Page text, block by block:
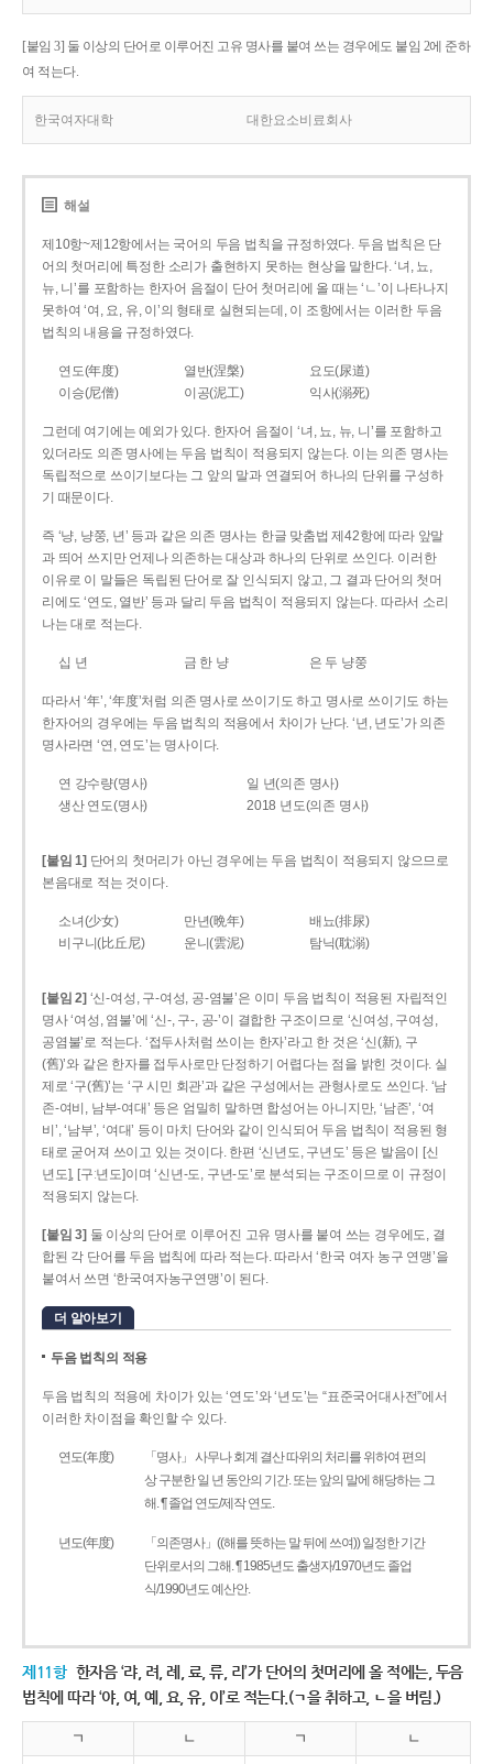
[붙임 3] 둘 이상의 단어로 이루어진 고유 명사를 붙여 쓰는 경우에도 붙임 2에 준하
여 적는다.
한국여자대학 대한요소비료회사
해설
제10항~제12항에서는 국어의 두음 법칙을 규정하였다. 두음 법칙은 단
어의 첫머리에 특정한 소리가 출현하지 못하는 현상을 말한다. ‘녀, 뇨,
뉴, 니’를 포함하는 한자어 음절이 단어 첫머리에 올 때는 ‘ㄴ’이 나타나지
못하여 ‘여, 요, 유, 이’의 형태로 실현되는데, 이 조항에서는 이러한 두음
법칙의 내용을 규정하였다.
연도(年度) 열반(涅槃)
요도(尿道)
이승(尼僧)
이공(泥工) 익사(溺死)
그런데 여기에는 예외가 있다. 한자어 음절이 ‘녀, 뇨, 뉴, 니’를 포함하고
있더라도 의존 명사에는 두음 법칙이 적용되지 않는다. 이는 의존 명사는
독립적으로 쓰이기보다는 그 앞의 말과 연결되어 하나의 단위를 구성하
기 때문이다.
즉 ‘냥, 냥쭝, 년’ 등과 같은 의존 명사는 한글 맞춤법 제42항에 따라 앞말
과 띄어 쓰지만 언제나 의존하는 대상과 하나의 단위로 쓰인다. 이러한
이유로 이 말들은 독립된 단어로 잘 인식되지 않고, 그 결과 단어의 첫머
리에도 ‘연도, 열반’ 등과 달리 두음 법칙이 적용되지 않는다. 따라서 소리
나는 대로 적는다.
십 년 금 한 냥 은 두 냥쭝
따라서 ‘年’, ‘年度’처럼 의존 명사로 쓰이기도 하고 명사로 쓰이기도 하는
한자어의 경우에는 두음 법칙의 적용에서 차이가 난다. ‘년, 년도’가 의존
명사라면 ‘연, 연도’는 명사이다.
연 강수량(명사)
일 년(의존 명사)
생산 연도(명사)
2018 년도(의존 명사)
[붙임 1] 단어의 첫머리가 아닌 경우에는 두음 법칙이 적용되지 않으므로
본음대로 적는 것이다.
소녀(少女) 만년(晩年)
배뇨(排尿)
비구니(比丘尼)
운니(雲泥) 탐닉(耽溺)
[붙임 2] ‘신-여성, 구-여성, 공-염불’은 이미 두음 법칙이 적용된 자립적인
명사 ‘여성, 염불’에 ‘신-, 구-, 공-’이 결합한 구조이므로 ‘신여성, 구여성,
공염불’로 적는다. ‘접두사처럼 쓰이는 한자’라고 한 것은 ‘신(新), 구
(舊)’와 같은 한자를 접두사로만 단정하기 어렵다는 점을 밝힌 것이다. 실
제로 ‘구(舊)’는 ‘구 시민 회관’과 같은 구성에서는 관형사로도 쓰인다. ‘남
존­-여비, 남부-­여대’ 등은 엄밀히 말하면 합성어는 아니지만, ‘남존’, ‘여
비’, ‘남부’, ‘여대’ 등이 마치 단어와 같이 인식되어 두음 법칙이 적용된 형
태로 굳어져 쓰이고 있는 것이다. 한편 ‘신년도, 구년도’ 등은 발음이 [신
년도], [구ː년도]이며 ‘신년­-도, 구년-­도’로 분석되는 구조이므로 이 규정이
적용되지 않는다.
[붙임 3] 둘 이상의 단어로 이루어진 고유 명사를 붙여 쓰는 경우에도, 결
합된 각 단어를 두음 법칙에 따라 적는다. 따라서 ‘한국 여자 농구 연맹’을
붙여서 쓰면 ‘한국여자농구연맹’이 된다.
더 알아보기
두음 법칙의 적용
두음 법칙의 적용에 차이가 있는 ‘연도’와 ‘년도’는 “표준국어대사전”에서
이러한 차이점을 확인할 수 있다.
연도(年度)
「명사」 사무나 회계 결산 따위의 처리를 위하여 편의
상 구분한 일 년 동안의 기간. 또는 앞의 말에 해당하는 그
해. ¶ 졸업 연도/제작 연도.
년도(年度)
「의존명사」((해를 뜻하는 말 뒤에 쓰여)) 일정한 기간
단위로서의 그해. ¶ 1985년도 출생자/1970년도 졸업
식/1990년도 예산안.
제11항 한자음 ‘랴, 려, 례, 료, 류, 리’가 단어의 첫머리에 올 적에는, 두음
법칙에 따라 ‘야, 여, 예, 요, 유, 이’로 적는다.(ㄱ을 취하고, ㄴ을 버림.)
ㄱ ㄴ ㄱ ㄴ